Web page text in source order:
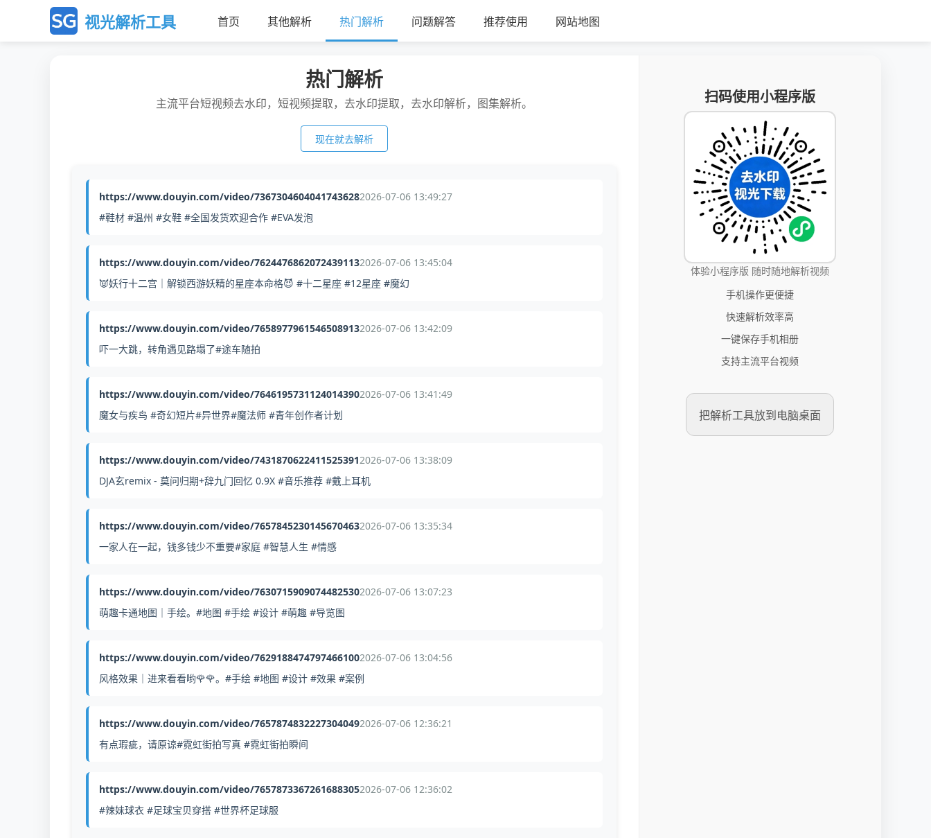
视光解析工具 首页 其他解析 热门解析 问题解答 推荐使用 网站地图
热门解析
主流平台短视频去水印，短视频提取，去水印提取，去水印解析，图集解析。
现在就去解析
https://www.douyin.com/video/73673046040417436282026-07-06 13:49:27
#鞋材 #温州 #女鞋 #全国发货欢迎合作 #EVA发泡
https://www.douyin.com/video/76244768620724391132026-07-06 13:45:04
👿妖行十二宫｜解锁西游妖精的星座本命格😈 #十二星座 #12星座 #魔幻
https://www.douyin.com/video/76589779615465089132026-07-06 13:42:09
吓一大跳，转角遇见路塌了#途车随拍
https://www.douyin.com/video/76461957311240143902026-07-06 13:41:49
魔女与疾鸟 #奇幻短片#异世界#魔法师 #青年创作者计划
https://www.douyin.com/video/74318706224115253912026-07-06 13:38:09
DJA玄remix - 莫问归期+辞九门回忆 0.9X #音乐推荐 #戴上耳机
https://www.douyin.com/video/76578452301456704632026-07-06 13:35:34
一家人在一起，钱多钱少不重要#家庭 #智慧人生 #情感
https://www.douyin.com/video/76307159090744825302026-07-06 13:07:23
萌趣卡通地图｜手绘。#地图 #手绘 #设计 #萌趣 #导览图
https://www.douyin.com/video/76291884747974661002026-07-06 13:04:56
风格效果｜进来看看哟🌹🌹。#手绘 #地图 #设计 #效果 #案例
https://www.douyin.com/video/76578748322273040492026-07-06 12:36:21
有点瑕疵，请原谅#霓虹街拍写真 #霓虹街拍瞬间
https://www.douyin.com/video/76578733672616883052026-07-06 12:36:02
#辣妹球衣 #足球宝贝穿搭 #世界杯足球服
扫码使用小程序版
体验小程序版 随时随地解析视频
手机操作更便捷
快速解析效率高
一键保存手机相册
支持主流平台视频
把解析工具放到电脑桌面